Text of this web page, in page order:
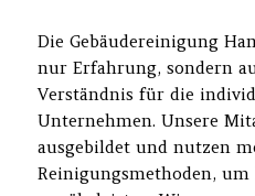
Die Gebäudereinigung
nur Erfahrung, sondern
Verständnis für die
Unternehmen. Unsere
ausgebildet und nutzen
Reinigungsmethoden, um